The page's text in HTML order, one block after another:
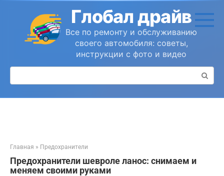
контенту
Глобал драйв
Все по ремонту и обслуживанию
своего автомобиля: советы,
инструкции с фото и видео
Поиск:
Главная » Предохранители
Предохранители шевроле ланос: снимаем и
меняем своими руками